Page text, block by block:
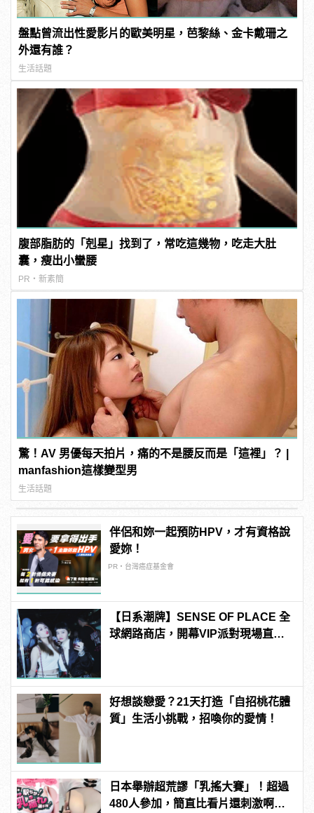
盤點曾流出性愛影片的歐美明星，芭黎絲、金卡戴珊之
外還有誰？
生活話題
腹部脂肪的「剋星」找到了，常吃這幾物，吃走大肚
囊，瘦出小蠻腰
PR・新素簡
驚！AV 男優每天拍片，痛的不是腰反而是「這裡」？ |
manfashion這樣變型男
生活話題
伴侶和妳一起預防HPV，才有資格說
愛妳！
PR・台灣癌症基金會
【日系潮牌】SENSE OF PLACE 全
球網路商店，開幕VIP派對現場直
好想談戀愛？21天打造「自招桃花體
質」生活小挑戰，招喚你的愛情！
日本舉辦超荒謬「乳搖大賽」！超過
480人參加，簡直比看片還刺激啊！ |